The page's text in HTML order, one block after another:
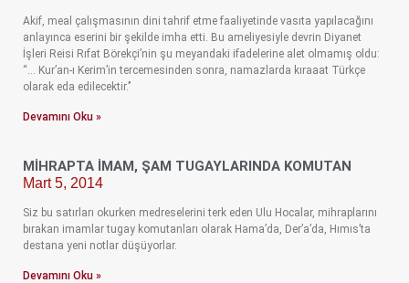
Akif, meal çalışmasının dini tahrif etme faaliyetinde vasıta yapılacağını
anlayınca eserini bir şekilde imha etti. Bu ameliyesiyle devrin Diyanet
İşleri Reisi Rıfat Börekçi’nin şu meyandaki ifadelerine alet olmamış oldu:
“… Kur’an-ı Kerim’in tercemesinden sonra, namazlarda kıraaat Türkçe
olarak eda edilecektir.’’
Devamını Oku »
MIHRAPTA İMAM, ŞAM TUGAYLARINDA KOMUTAN
Mart 5, 2014
Siz bu satırları okurken medreselerini terk eden Ulu Hocalar, mihraplarını
bırakan imamlar tugay komutanları olarak Hama’da, Der’a’da, Hımıs’ta
destana yeni notlar düşüyorlar.
Devamını Oku »